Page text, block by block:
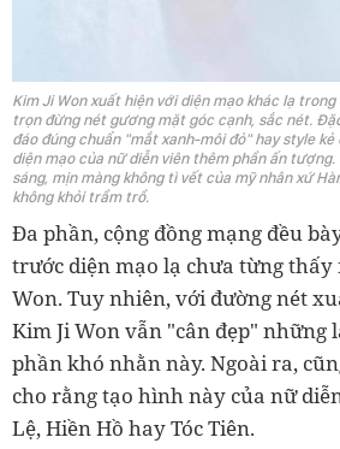
Kim Ji Won xuất hiện với diện mạo khác lạ
trọn đừng nét gương mặt góc cạnh, sắc nét.
đáo đúng chuẩn "mắt xanh-môi đỏ" hay style
diện mạo của nữ diễn viên thêm phần ấn
sáng, mịn màng không tì vết của mỹ nhân xứ
không khỏi trầm trồ.
Đa phần, cộng đồng mạng đều
trước diện mạo lạ chưa từng thấy
Won. Tuy nhiên, với đường nét
Kim Ji Won vẫn "cân đẹp" những
phần khó nhằn này. Ngoài ra,
cho rằng tạo hình này của nữ
Lệ, Hiền Hồ hay Tóc Tiên.